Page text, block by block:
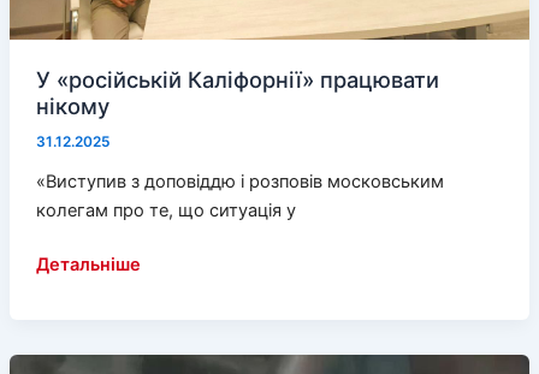
У «російській Каліфорнії» працювати
нікому
31.12.2025
«Виступив з доповіддю і розповів московським
колегам про те, що ситуація у
У
працювати
Детальніше